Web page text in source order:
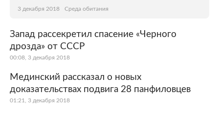
3 декабря 2018 Среда обитания
Запад рассекретил спасение «Черного
дрозда» от СССР
00:08, 3 декабря 2018
Мединский рассказал о новых
доказательствах подвига 28 панфиловцев
01:21, 3 декабря 2018